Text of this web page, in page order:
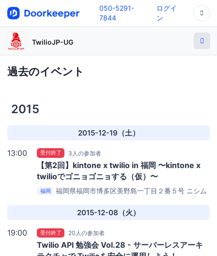
050-5291-
7844
ログイ
ン
TwilioJP-UG
過去のイベント
2015
2015-12-19（土）
13:00 受付終了 3人の参加者
【第2回】kintone x twilio in 福岡 〜kintone x
twilioでゴニョゴニョする（仮）〜
福岡 福岡県福岡市博多区美野島一丁目２番５号 ニシム
2015-12-08（火）
19:00 受付終了 20人の参加者
Twilio API 勉強会 Vol.28 - サーバーレスアーキ